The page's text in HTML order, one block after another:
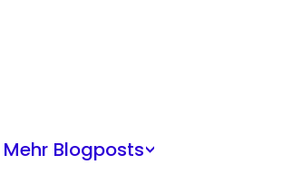
Mehr Blogposts>